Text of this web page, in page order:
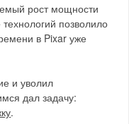
рост мощности
позволило
в Pixar уже
и уволил
дал задачу:
.